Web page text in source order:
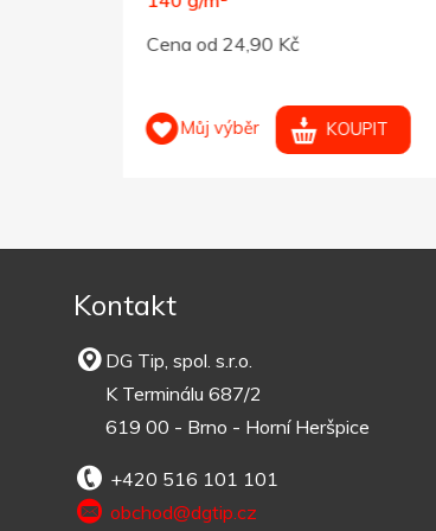
Cena od 24,90 Kč
Můj výběr KOUPIT
Kontakt
DG Tip, spol. s.r.o.
K Terminálu 687/2
619 00 - Brno - Horní Heršpice
+420 516 101 101
obchod@dgtip.cz